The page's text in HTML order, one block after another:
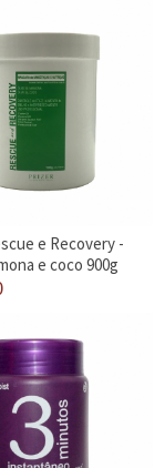
e Recovery -
e coco 900g